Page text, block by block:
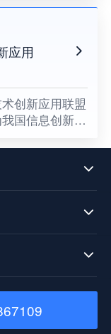
应用
创新应用联盟
国信息创新发